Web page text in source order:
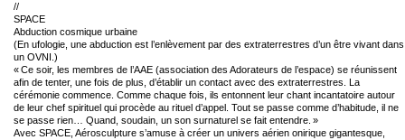
//
SPACE
Abduction cosmique urbaine
(En ufologie, une abduction est l’enlèvement par des extraterrestres d’un être vivant dans
un OVNI.)
« Ce soir, les membres de l’AAE (association des Adorateurs de l’espace) se réunissent
afin de tenter, une fois de plus, d’établir un contact avec des extraterrestres. La
cérémonie commence. Comme chaque fois, ils entonnent leur chant incantatoire autour
de leur chef spirituel qui procède au rituel d’appel. Tout se passe comme d’habitude, il ne
se passe rien… Quand, soudain, un son surnaturel se fait entendre. »
Avec SPACE, Aérosculpture s’amuse à créer un univers aérien onirique gigantesque,